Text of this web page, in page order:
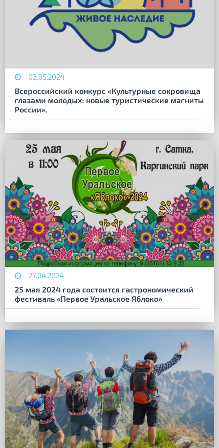
03.05.2024
Всероссийский конкурс «Культурные сокровища
глазами молодых: новые туристические магниты
России».
27.04.2024
25 мая 2024 года состоится гастрономический
фестиваль «Первое Уральское Яблоко»